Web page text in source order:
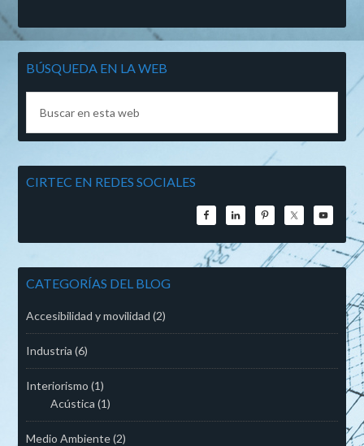
BÚSQUEDA EN LA WEB
CIRTEC EN REDES SOCIALES
CATEGORÍAS DEL BLOG
Accesibilidad y movilidad (2)
Industria (6)
Interiorismo (1)
Acústica (1)
Medio Ambiente(2)